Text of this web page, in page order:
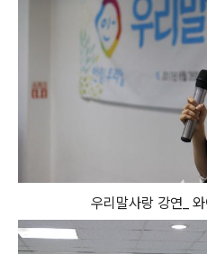
우리말사랑 강연_